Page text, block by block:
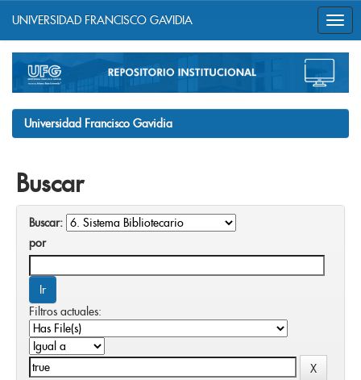
navigation
UNIVERSIDAD FRANCISCO GAVIDIA
Universidad Francisco Gavidia
Buscar
Buscar:
por
Filtros actuales: